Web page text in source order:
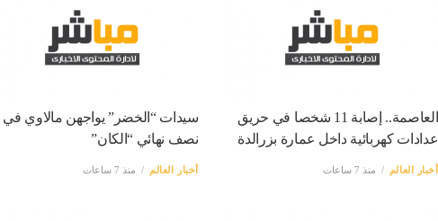
العاصمة.. إصابة 11 شخصا في حريق
عدادات كهربائية داخل عمارة بزرالدة
أخبار العالم منذ 7 ساعات
سيدات “الخضر” يواجهن مالاوي في
نصف نهائي “الكان”
أخبار العالم منذ 7 ساعات